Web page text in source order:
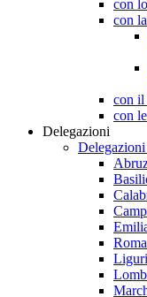
con
con
con il
con
Delegazioni